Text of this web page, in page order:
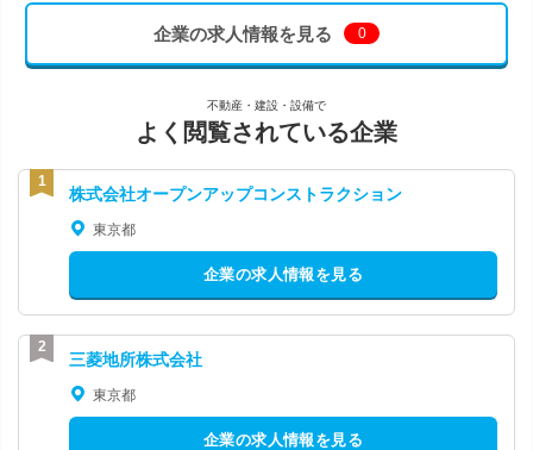
企業の求人情報を見る 0
不動産・建設・設備で
よく閲覧されている企業
株式会社オープンアップコンストラクション
東京都
企業の求人情報を見る
三菱地所株式会社
東京都
企業の求人情報を見る